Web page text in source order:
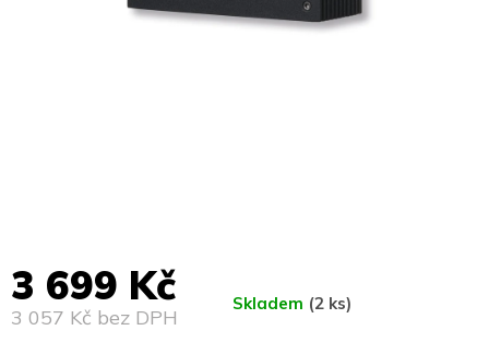
3 699 Kč
3 057 Kč bez DPH
Skladem (2 ks)